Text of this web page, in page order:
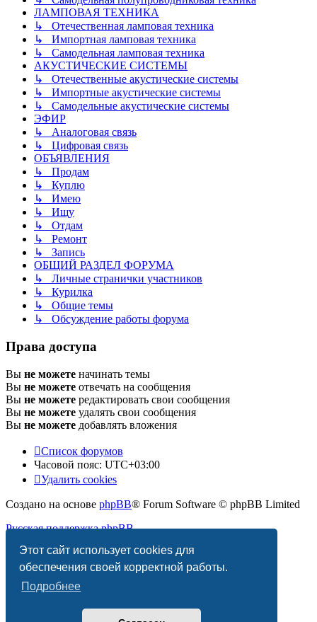
Этот сайт использует cookies для
обеспечения своей корректной работы.
Подробнее
ЛАМПОВАЯ ТЕХНИКА
↳ Отечественная ламповая техника
↳ Импортная ламповая техника
↳ Самодельная ламповая техника
АКУСТИЧЕСКИЕ СИСТЕМЫ
↳ Отечественные акустические системы
↳ Импортные акустические системы
↳ Самодельные акустические системы
ЭФИР
↳ Аналоговая связь
↳ Цифровая связь
ОБЪЯВЛЕНИЯ
↳ Продам
↳ Куплю
↳ Имею
↳ Ищу
↳ Отдам
↳ Ремонт
↳ Запись
ОБЩИЙ РАЗДЕЛ ФОРУМА
↳ Личные странички участников
↳ Курилка
↳ Общие темы
↳ Обсуждение работы форума
Права доступа
Вы не можете начинать темы
Вы не можете отвечать на сообщения
Вы не можете редактировать свои сообщения
Вы не можете удалять свои сообщения
Вы не можете добавлять вложения
Список форумов
Часовой пояс: UTC+03:00
Удалить cookies
Создано на основе phpBB® Forum Software © phpBB Limited
Русская поддержка phpBB
Конфиденциальность |Правила